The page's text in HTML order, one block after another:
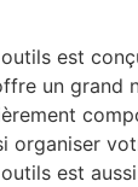
est
un grand
organiser
est